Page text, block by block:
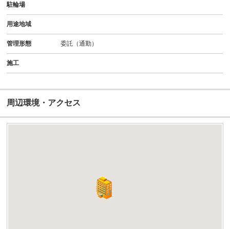
駐輪場
用途地域
管理形態 委託（通勤）
施工
周辺環境・アクセス